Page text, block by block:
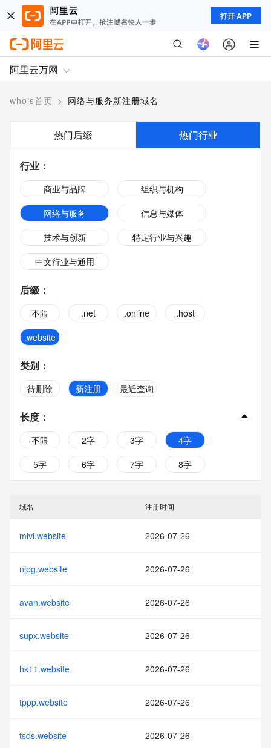
打开 APP
阿里云万网
whois首页 > 网络与服务新注册域名
热门后缀 热门行业
行业 ：
商业与品牌
组织与机构
网络与服务
信息与媒体
技术与创新
特定行业与兴趣
中文行业与通用
后缀 ：
不限 .net .online
.host
.website
类别 ：
待删除 新注册 最近查询
长度 ：
不限 2字 3字
4字
5字
6字 7字
8字
域名 注册时间
mivi.website 2026-07-26
njpg.website 2026-07-26
avan.website 2026-07-26
supx.website 2026-07-26
hk11.website 2026-07-26
tppp.website 2026-07-26
tsds.website 2026-07-26